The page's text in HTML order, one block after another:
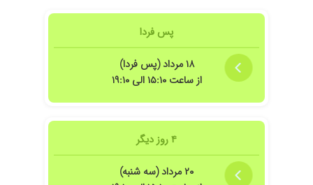
پس فردا
۱۸ مرداد (پس فردا)
از ساعت ۱۵:۱۰ الی ۱۹:۱۰
۴ روز دیگر
۲۰ مرداد (سه شنبه)